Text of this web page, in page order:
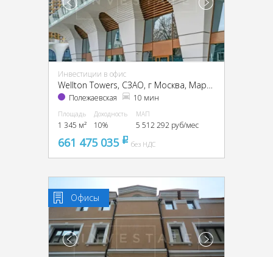
Инвестиции в офис
Полежаевская 10 мин
Площадь
1 345 м²
Доходность
10%
МАП
5 512 292 руб/мес
661 475 035 pуббез НДС
Офисы